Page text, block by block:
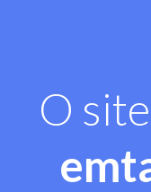
O site